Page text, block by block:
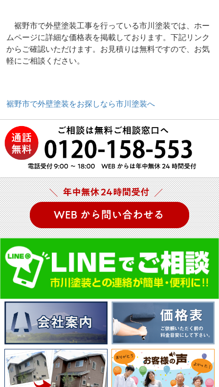
裾野市で外壁塗装工事を行っている市川塗装では、ホー
ムページに詳細な価格表を掲載しております。下記リンク
からご確認いただけます。お見積りは無料ですので、お気
軽にご相談ください。
裾野市で外壁塗装をお探しなら市川塗装へ